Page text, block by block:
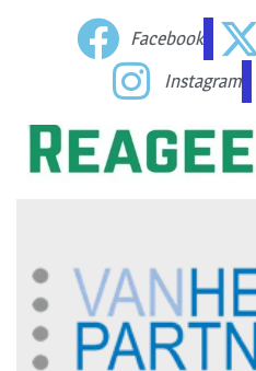
Facebook
Instagram